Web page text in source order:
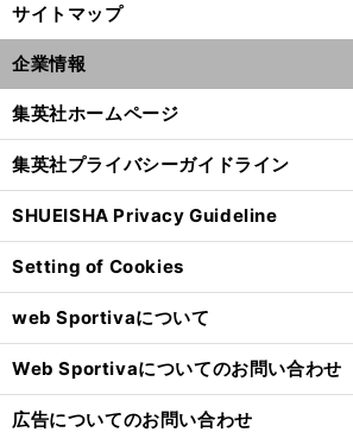
】 LK ・
サイトマップ
企業情報
集英社ホームページ
集英社プライバシーガイドライン
SHUEISHA Privacy Guideline
Setting of Cookies
web Sportivaについて
Web Sportivaについてのお問い合わせ
広告についてのお問い合わせ